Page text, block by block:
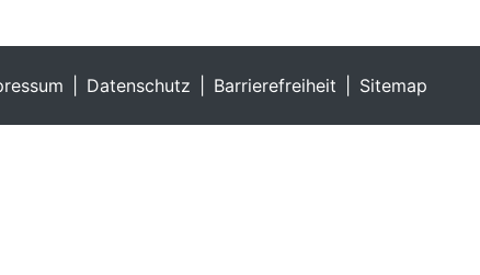
Datenschutz Barrierefreiheit Sitemap